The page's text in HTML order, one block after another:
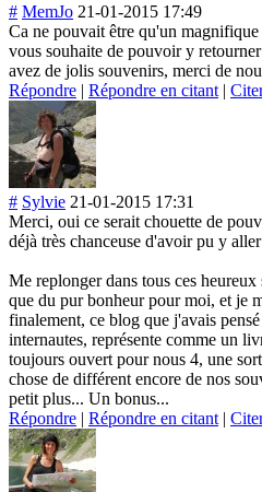
# MemJo 21-01-2015 17:49
Ca ne pouvait être qu'un
vous souhaite de pouvoir y
avez de jolis souvenirs, merci de
Répondre | Répondre en citant |
# Sylvie 21-01-2015 17:31
Merci, oui ce serait chouette de
déjà très chanceuse d'avoir pu y
Me replonger dans tous ces
que du pur bonheur pour moi, et je
finalement, ce blog que j'avais
internautes, représente comme un
toujours ouvert pour nous 4, une
chose de différent encore de nos
petit plus... Un bonus...
Répondre | Répondre en citant |